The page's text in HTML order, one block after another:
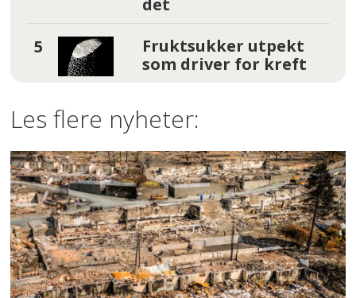
det
Fruktsukker utpekt
som driver for kreft
Les flere nyheter: